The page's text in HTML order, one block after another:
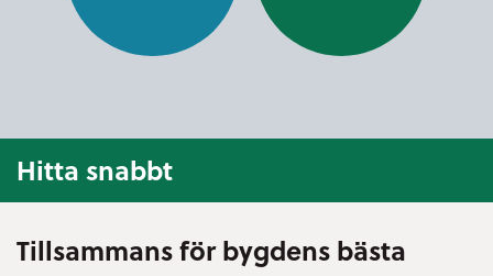
Tillsammans för bygdens bästa
Hitta snabbt